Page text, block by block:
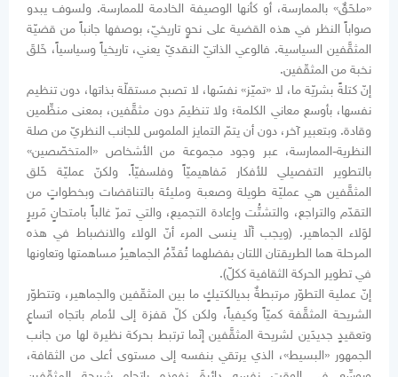
«ملحَقٌ» بالممارسة، أو كأنها الوصيفة الخادمة للممارسة. ولسوف يبدو
صواباً النظر في هذه القضية على نحوٍ تاريخيّ، بوصفها جانباً من قضيّة
المثقَّفين السياسية. فالوعي الذاتيّ النقديّ يعني، تاريخياً وسياسياً، خَلقَ
نخبة من المثقّفين.
إنّ كتلةً بشريّة ما، لا «تميّز» نفسَها، لا تصبح مستقلّة بذاتها، دون تنظيم
نفسها، بأوسع معاني الكلمة؛ ولا تنظيمَ دون مثقَّفين، بمعنى منظِّمين
وقادة. وبتعبير آخر، دون أن يتمّ التمايز الملموس للجانب النظريّ من صلة
النظرية-الممارسة، عبر وجود مجموعة من الأشخاص «المتخصّصين»
بالتطوير التفصيلي للأفكار مَفاهيميّاً وفلسفيّاً. ولكنّ عمليّة خَلق
المثقَّفين هي عمليّة طويلة وصعبة ومليئة بالتناقضات وبخطواتٍ من
التقدّم والتراجع، والتشتُّت وإعادة التجميع، والتي تمرّ غالباً بامتحانٍ مَريرٍ
لوَلاء الجماهير. (ويجب ألّا ينسى المرء أنّ الولاء والانضباط في هذه
المرحلة هما الطريقتان اللتان بفضلهما تُقدِّمُ الجماهيرُ مساهمتها وتعاونها
في تطوير الحركة الثقافية ككلّ).
إنّ عملية التطوّر مرتبطةٌ بديالكتيكٍ ما بين المثقّفين والجماهير، وتتطوّر
الشريحة المثقَّفة كميّاً وكيفياً، ولكن كلّ قفزة إلى لأمام باتجاه اتساعٍ
وتعقيدٍ جديدَين لشريحة المثقَّفين إنّما ترتبط بحركة نظيرة لها من جانب
الجمهور «البسيط»، الذي يرتقي بنفسه إلى مستوى أعلى من الثقافة،